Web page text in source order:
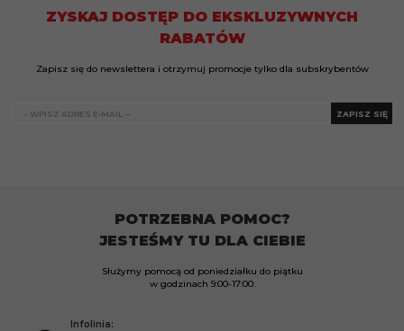
ZYSKAJ DOSTĘP DO EKSKLUZYWNYCH
RABATÓW
Zapisz się do newslettera i otrzymuj promocje tylko dla subskrybentów
ZAPISZ SIĘ
POTRZEBNA POMOC?
JESTEŚMY TU DLA CIEBIE
Służymy pomocą od poniedziałku do piątku
w godzinach 9:00-17:00.
Infolinia: